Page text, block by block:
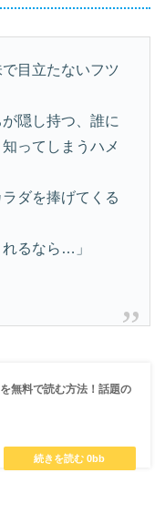
目立たないフツ
隠し持つ、誰に
ってしまうハメ
ダを捧げてくる
るなら…」
無料で読む方法！話題の